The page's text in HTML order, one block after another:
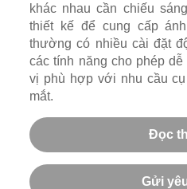
khác nhau cần chiếu
thiết kế để cung cấp
thường có nhiều cài đặt
các tính năng cho phép
vị phù hợp với nhu cầu
mắt.
Đọc
Gửi